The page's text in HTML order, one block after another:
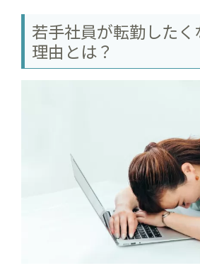
若手社員が転勤したく
理由とは？